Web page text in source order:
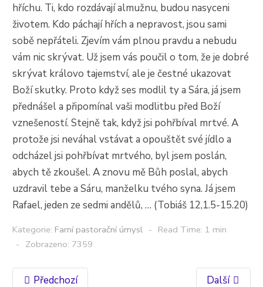
hříchu. Ti, kdo rozdávají almužnu, budou nasyceni
životem. Kdo páchají hřích a nepravost, jsou sami
sobě nepřáteli. Zjevím vám plnou pravdu a nebudu
vám nic skrývat. Už jsem vás poučil o tom, že je dobré
skrývat královo tajemství, ale je čestné ukazovat
Boží skutky. Proto když ses modlil ty a Sára, já jsem
přednášel a připomínal vaši modlitbu před Boží
vznešeností. Stejně tak, když jsi pohřbíval mrtvé. A
protože jsi neváhal vstávat a opouštět své jídlo a
odcházel jsi pohřbívat mrtvého, byl jsem poslán,
abych tě zkoušel. A znovu mě Bůh poslal, abych
uzdravil tebe a Sáru, manželku tvého syna. Já jsem
Rafael, jeden ze sedmi andělů, … (Tobiáš 12,1.5-15.20)
Kategorie: Farní pastorační úmysl
Read Time: 1 min
Zobrazeno: 7359
Předchozí Další